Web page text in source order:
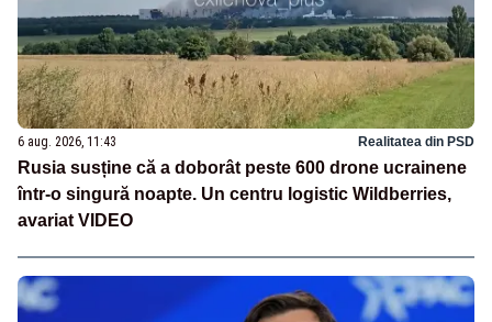
6 aug. 2026, 11:43 Realitatea din PSD
Rusia susține că a doborât peste 600 drone ucrainene
într-o singură noapte. Un centru logistic Wildberries,
avariat VIDEO